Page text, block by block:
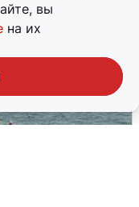
вы
на их